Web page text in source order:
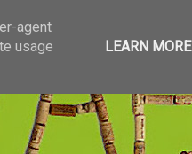
agent
usage
LEARN MORE